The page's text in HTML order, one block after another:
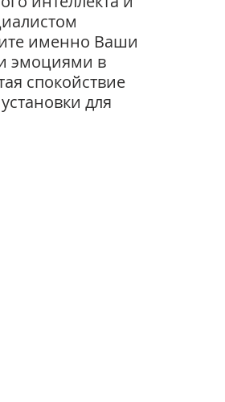
именно Ваши
эмоциями в
спокойствие
для